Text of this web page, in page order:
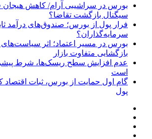
بورس در سراشیبی آرام/ کاهش
سیگنال بازگشت تقاضا؟
فرار پول از بورس؛ صندوق‌های درآمد
سرمایه‌گذاران؟
بورس در مسیر اعتماد؛ اثر سیاست‌های
بازگشایی متفاوت بازار
عدم افزایش سطح ریسک‌ها، شرط
است
گام اول حمایت از بورس، ثبات اقتصاد
پول